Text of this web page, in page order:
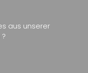
aus unserer